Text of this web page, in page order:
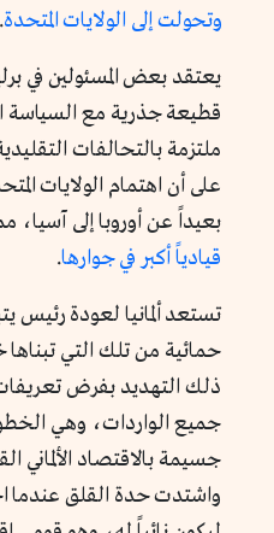
وتحولت إلى الولايات المتحدة.
يعتقد بعض المسئولين في
قطيعة جذرية مع السياسة
ملتزمة بالتحالفات
على أن اهتمام الولايات
بعيداً عن أوروبا إلى آسيا،
قيادياً أكبر في جوارها.
تستعد ألمانيا لعودة رئيس
حمائية من تلك التي تبناها
جميع الواردات، وهي
جسيمة بالاقتصاد الألماني
واشتدت حدة القلق عندما